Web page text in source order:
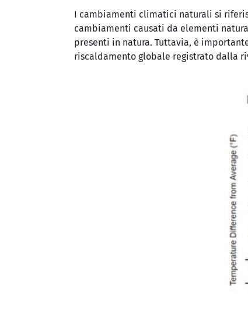
I cambiamenti climatici naturali si
cambiamenti causati da elementi
presenti in natura. Tuttavia, è
riscaldamento globale registrato dalla